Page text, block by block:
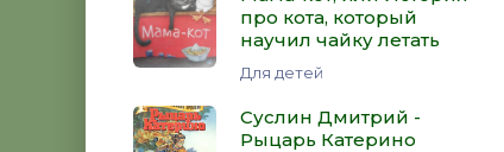
про кота, который
научил чайку летать
Для детей
Суслин Дмитрий -
Рыцарь Катерино